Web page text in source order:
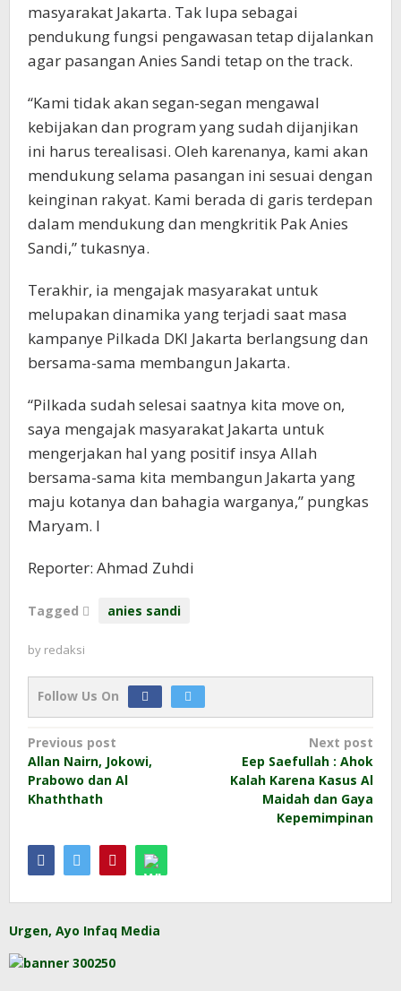
masyarakat Jakarta. Tak lupa sebagai
pendukung fungsi pengawasan tetap dijalankan
agar pasangan Anies Sandi tetap on the track.
“Kami tidak akan segan-segan mengawal
kebijakan dan program yang sudah dijanjikan
ini harus terealisasi. Oleh karenanya, kami akan
mendukung selama pasangan ini sesuai dengan
keinginan rakyat. Kami berada di garis terdepan
dalam mendukung dan mengkritik Pak Anies
Sandi,” tukasnya.
Terakhir, ia mengajak masyarakat untuk
melupakan dinamika yang terjadi saat masa
kampanye Pilkada DKI Jakarta berlangsung dan
bersama-sama membangun Jakarta.
“Pilkada sudah selesai saatnya kita move on,
saya mengajak masyarakat Jakarta untuk
mengerjakan hal yang positif insya Allah
bersama-sama kita membangun Jakarta yang
maju kotanya dan bahagia warganya,” pungkas
Maryam. I
Reporter: Ahmad Zuhdi
Tagged anies sandi
by redaksi
Follow Us On
Post
navigation
Previous post
Allan Nairn, Jokowi,
Prabowo dan Al
Khaththath
Next post
Eep Saefullah : Ahok
Kalah Karena Kasus Al
Maidah dan Gaya
Kepemimpinan
Urgen, Ayo Infaq Media